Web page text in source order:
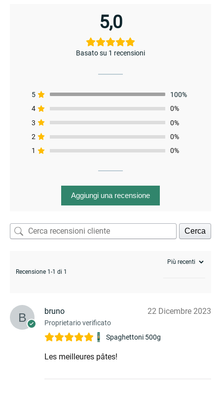
5,0
Basato su 1 recensioni
5
100%
4
0%
3
0%
2
0%
1
0%
Aggiungi una recensione
Cerca
Recensione 1-1 di 1
bruno
Proprietario verificato
22 Dicembre 2023
Spaghettoni 500g
Les meilleures pâtes!